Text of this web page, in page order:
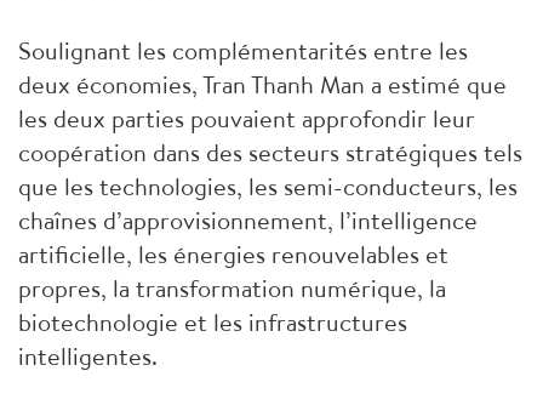
Soulignant les complémentarités entre les
deux économies, Tran Thanh Man a estimé que
les deux parties pouvaient approfondir leur
coopération dans des secteurs stratégiques tels
que les technologies, les semi-conducteurs, les
chaînes d’approvisionnement, l’intelligence
artificielle, les énergies renouvelables et
propres, la transformation numérique, la
biotechnologie et les infrastructures
intelligentes.